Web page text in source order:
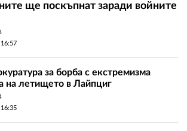
ще поскъпнат заради войните
16:57
за борба с екстремизма
на летището в Лайпциг
16:35